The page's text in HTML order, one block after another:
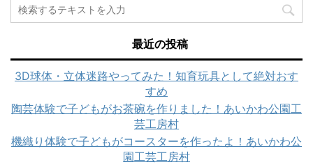
最近の投稿
3D球体・立体迷路やってみた！知育玩具として絶対おす
すめ
陶芸体験で子どもがお茶碗を作りました！あいかわ公園工
芸工房村
機織り体験で子どもがコースターを作ったよ！あいかわ公
園工芸工房村